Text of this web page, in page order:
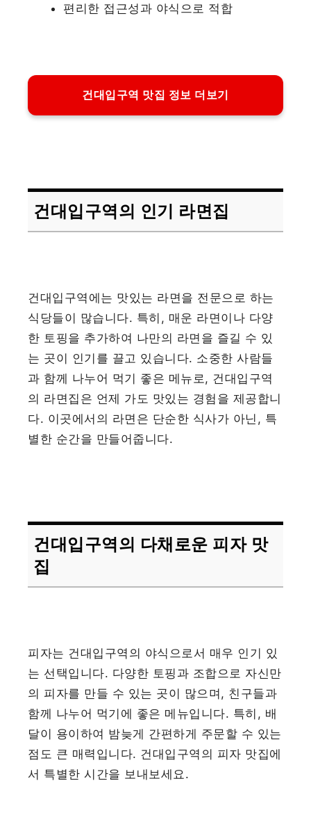
편리한 접근성과 야식으로 적합
건대입구역 맛집 정보 더보기
건대입구역의 인기 라면집
건대입구역에는 맛있는 라면을 전문으로 하는
식당들이 많습니다. 특히, 매운 라면이나 다양
한 토핑을 추가하여 나만의 라면을 즐길 수 있
는 곳이 인기를 끌고 있습니다. 소중한 사람들
과 함께 나누어 먹기 좋은 메뉴로, 건대입구역
의 라면집은 언제 가도 맛있는 경험을 제공합니
다. 이곳에서의 라면은 단순한 식사가 아닌, 특
별한 순간을 만들어줍니다.
건대입구역의 다채로운 피자 맛
집
피자는 건대입구역의 야식으로서 매우 인기 있
는 선택입니다. 다양한 토핑과 조합으로 자신만
의 피자를 만들 수 있는 곳이 많으며, 친구들과
함께 나누어 먹기에 좋은 메뉴입니다. 특히, 배
달이 용이하여 밤늦게 간편하게 주문할 수 있는
점도 큰 매력입니다. 건대입구역의 피자 맛집에
서 특별한 시간을 보내보세요.